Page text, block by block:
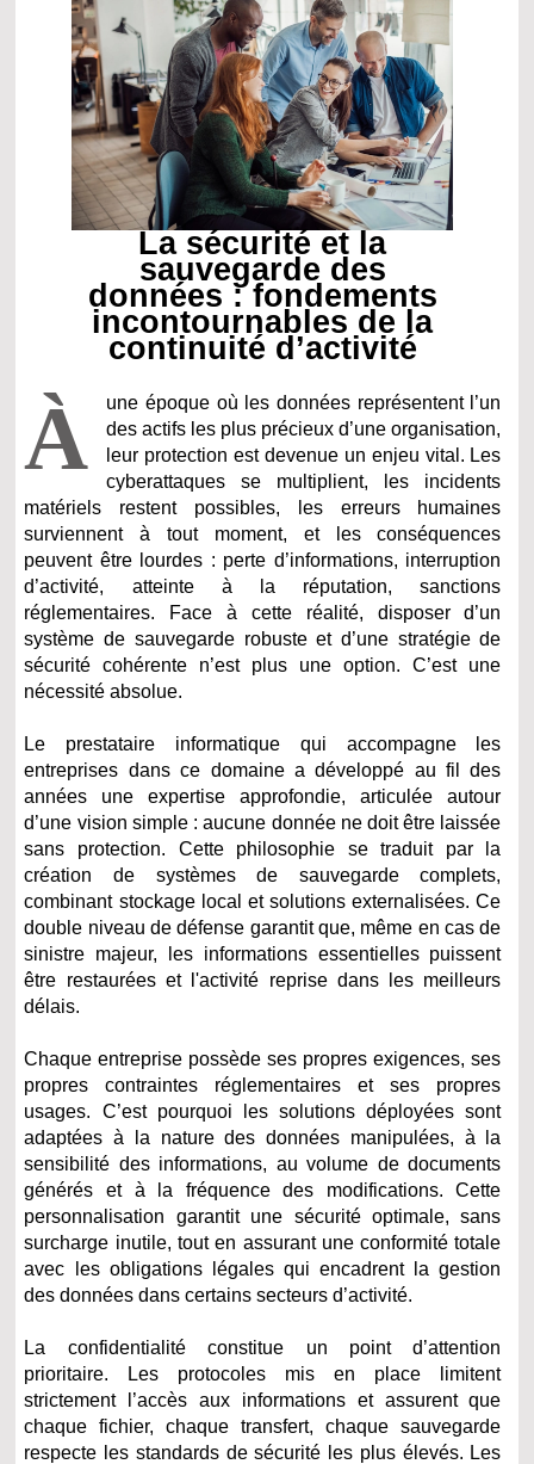
La sécurité et la
sauvegarde des
données : fondements
incontournables de la
continuité d’activité
À
une époque où les données représentent l’un
des actifs les plus précieux d’une organisation,
leur protection est devenue un enjeu vital. Les
cyberattaques se multiplient, les incidents
matériels restent possibles, les erreurs humaines
surviennent à tout moment, et les conséquences
peuvent être lourdes : perte d’informations, interruption
d’activité, atteinte à la réputation, sanctions
réglementaires. Face à cette réalité, disposer d’un
système de sauvegarde robuste et d’une stratégie de
sécurité cohérente n’est plus une option. C’est une
nécessité absolue.
Le prestataire informatique qui accompagne les
entreprises dans ce domaine a développé au fil des
années une expertise approfondie, articulée autour
d’une vision simple : aucune donnée ne doit être laissée
sans protection. Cette philosophie se traduit par la
création de systèmes de sauvegarde complets,
combinant stockage local et solutions externalisées. Ce
double niveau de défense garantit que, même en cas de
sinistre majeur, les informations essentielles puissent
être restaurées et l'activité reprise dans les meilleurs
délais.
Chaque entreprise possède ses propres exigences, ses
propres contraintes réglementaires et ses propres
usages. C’est pourquoi les solutions déployées sont
adaptées à la nature des données manipulées, à la
sensibilité des informations, au volume de documents
générés et à la fréquence des modifications. Cette
personnalisation garantit une sécurité optimale, sans
surcharge inutile, tout en assurant une conformité totale
avec les obligations légales qui encadrent la gestion
des données dans certains secteurs d’activité.
La confidentialité constitue un point d’attention
prioritaire. Les protocoles mis en place limitent
strictement l’accès aux informations et assurent que
chaque fichier, chaque transfert, chaque sauvegarde
respecte les standards de sécurité les plus élevés. Les